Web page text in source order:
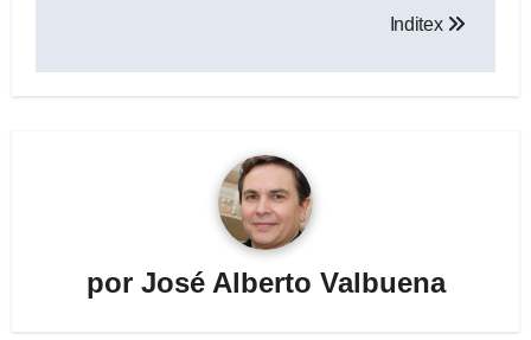
Inditex
por José Alberto Valbuena